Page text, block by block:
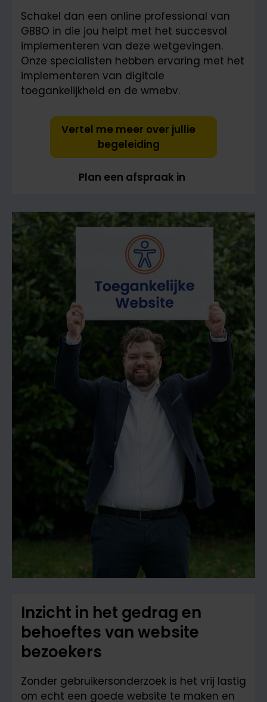
Schakel dan een online professional van
GBBO in die jou helpt met het succesvol
implementeren van deze wetgevingen.
Onze specialisten hebben ervaring met het
implementeren van digitale
toegankelijkheid en de wmebv.
Vertel me meer over jullie
begeleiding
Plan een afspraak in
Inzicht in het gedrag en
behoeftes van website
bezoekers
Zonder gebruikersonderzoek is het vrij lastig
om echt een goede website te maken en